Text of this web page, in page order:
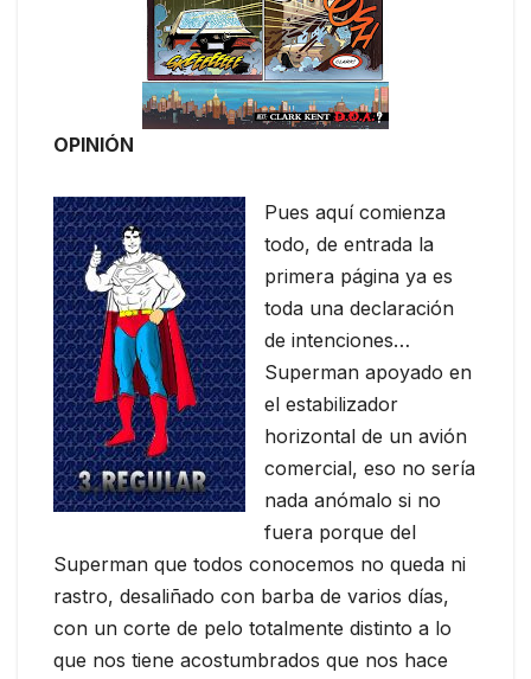
OPINIÓN
Pues aquí comienza
todo, de entrada la
primera página ya es
toda una declaración
de intenciones…
Superman apoyado en
el estabilizador
horizontal de un avión
comercial, eso no sería
nada anómalo si no
fuera porque del
Superman que todos conocemos no queda ni
rastro, desaliñado con barba de varios días,
con un corte de pelo totalmente distinto a lo
que nos tiene acostumbrados que nos hace